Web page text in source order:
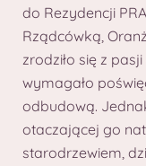
do Rezydencji
Rządcówką,
zrodziło się z
wymagało
odbudową.
otaczającej go
starodrzewiem,